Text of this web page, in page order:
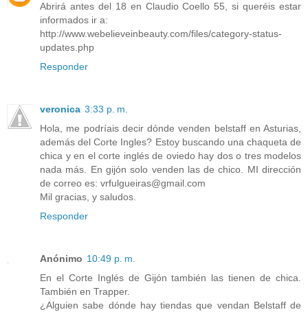
Abrirá antes del 18 en Claudio Coello 55, si queréis estar
informados ir a:
http://www.webelieveinbeauty.com/files/category-status-
updates.php
Responder
veronica 3:33 p. m.
Hola, me podríais decir dónde venden belstaff en Asturias,
además del Corte Ingles? Estoy buscando una chaqueta de
chica y en el corte inglés de oviedo hay dos o tres modelos
nada más. En gijón solo venden las de chico. MI dirección
de correo es: vrfulgueiras@gmail.com
Mil gracias, y saludos.
Responder
Anónimo 10:49 p. m.
En el Corte Inglés de Gijón también las tienen de chica.
También en Trapper.
¿Alguien sabe dónde hay tiendas que vendan Belstaff de